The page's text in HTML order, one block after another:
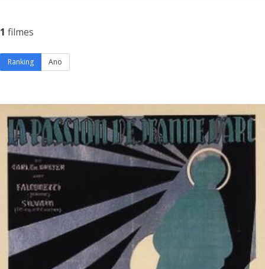
1 filmes
Ranking Ano